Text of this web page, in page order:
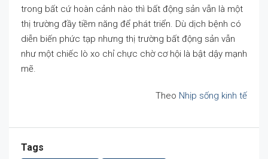
trong bất cứ hoàn cảnh nào thì bất động sản vẫn là một
thị trường đầy tiềm năng để phát triển. Dù dịch bệnh có
diễn biến phức tạp nhưng thị trường bất động sản vẫn
như một chiếc lò xo chỉ chực chờ cơ hội là bật dậy mạnh
mẽ.
Theo Nhịp sống kinh tế
Tags